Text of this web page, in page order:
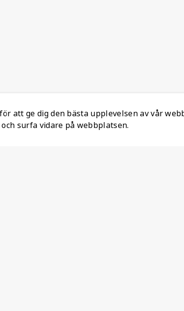
att ge dig den bästa upplevelsen av vår
surfa vidare på webbplatsen.